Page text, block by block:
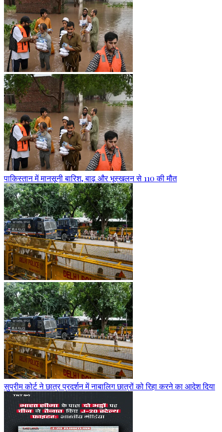
पाकिस्तान में मानसूनी बारिश, बाढ़ और भूस्खलन से 110 की मौत
सुप्रीम कोर्ट ने छात्र प्रदर्शन में नाबालिग छात्रों को रिहा करने का आदेश दिया